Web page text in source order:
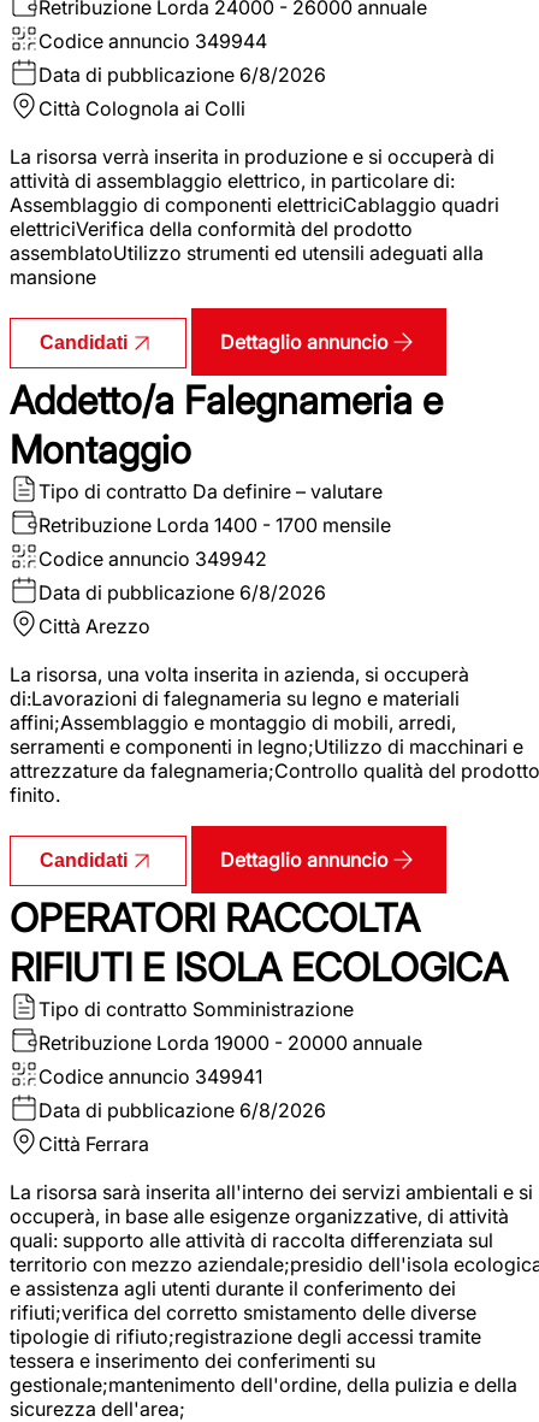
Retribuzione Lorda 24000 - 26000 annuale
Codice annuncio 349944
Data di pubblicazione 6/8/2026
Città Colognola ai Colli
La risorsa verrà inserita in produzione e si occuperà di
attività di assemblaggio elettrico, in particolare di:
Assemblaggio di componenti elettriciCablaggio quadri
elettriciVerifica della conformità del prodotto
assemblatoUtilizzo strumenti ed utensili adeguati alla
mansione
Candidati Dettaglio annuncio
Addetto/a Falegnameria e
Montaggio
Tipo di contratto Da definire – valutare
Retribuzione Lorda 1400 - 1700 mensile
Codice annuncio 349942
Data di pubblicazione 6/8/2026
Città Arezzo
La risorsa, una volta inserita in azienda, si occuperà
di:Lavorazioni di falegnameria su legno e materiali
affini;Assemblaggio e montaggio di mobili, arredi,
serramenti e componenti in legno;Utilizzo di macchinari e
attrezzature da falegnameria;Controllo qualità del prodotto
finito.
Candidati Dettaglio annuncio
OPERATORI RACCOLTA
RIFIUTI E ISOLA ECOLOGICA
Tipo di contratto Somministrazione
Retribuzione Lorda 19000 - 20000 annuale
Codice annuncio 349941
Data di pubblicazione 6/8/2026
Città Ferrara
La risorsa sarà inserita all'interno dei servizi ambientali e si
occuperà, in base alle esigenze organizzative, di attività
quali: supporto alle attività di raccolta differenziata sul
territorio con mezzo aziendale;presidio dell'isola
e assistenza agli utenti durante il conferimento dei
rifiuti;verifica del corretto smistamento delle diverse
tipologie di rifiuto;registrazione degli accessi tramite
tessera e inserimento dei conferimenti su
gestionale;mantenimento dell'ordine, della pulizia e della
sicurezza dell'area;